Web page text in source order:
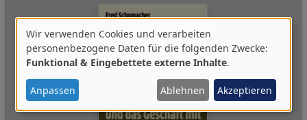
Verwendung
von
personenbezogenen
Daten
Wir verwenden Cookies und verarbeiten
personenbezogene Daten für die folgenden Zwecke:
Funktional & Eingebettete externe Inhalte.
Anpassen Ablehnen Akzeptieren